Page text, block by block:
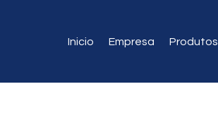
Inicio Empresa Produtos